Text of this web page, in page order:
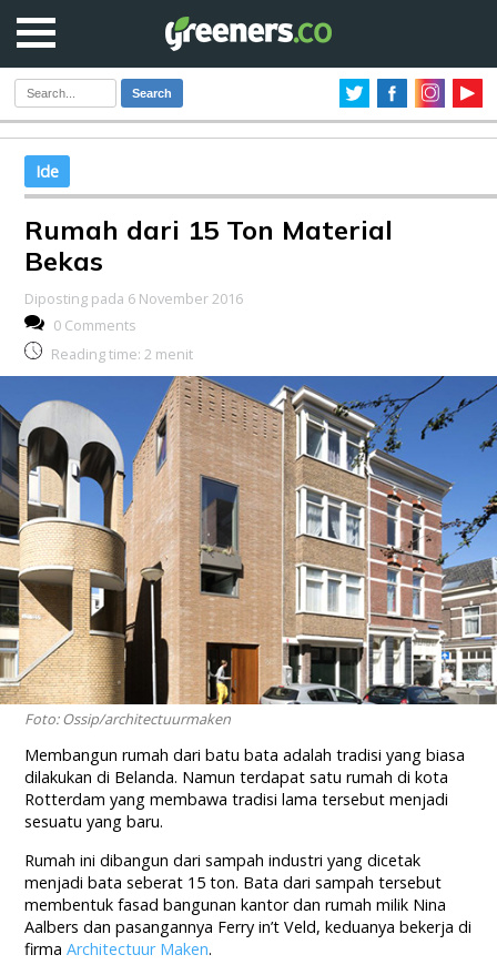
Search
Ide
Rumah dari 15 Ton Material
Bekas
Diposting pada 6 November 2016
0 Comments
Reading time: 2 menit
Foto: Ossip/architectuurmaken
Membangun rumah dari batu bata adalah tradisi yang biasa
dilakukan di Belanda. Namun terdapat satu rumah di kota
Rotterdam yang membawa tradisi lama tersebut menjadi
sesuatu yang baru.
Rumah ini dibangun dari sampah industri yang dicetak
menjadi bata seberat 15 ton. Bata dari sampah tersebut
membentuk fasad bangunan kantor dan rumah milik Nina
Aalbers dan pasangannya Ferry in’t Veld, keduanya bekerja di
firmaArchitectuur Maken.